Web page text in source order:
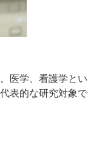
医学、看護学とい
表的な研究対象で